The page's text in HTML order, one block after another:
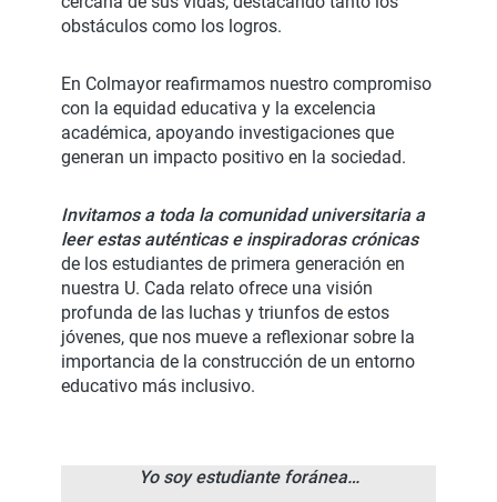
obstáculos como los logros.
En Colmayor reafirmamos nuestro compromiso
con la equidad educativa y la excelencia
académica, apoyando investigaciones que
generan un impacto positivo en la sociedad.
Invitamos a toda la comunidad universitaria a
leer estas auténticas e inspiradoras crónicas
de los estudiantes de primera generación en
nuestra U. Cada relato ofrece una visión
profunda de las luchas y triunfos de estos
jóvenes, que nos mueve a reflexionar sobre la
importancia de la construcción de un entorno
educativo más inclusivo.
Yo soy estudiante foránea…